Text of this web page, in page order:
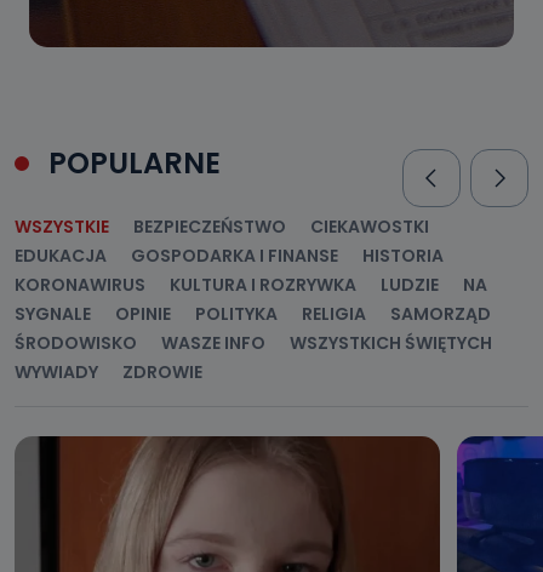
POPULARNE
WSZYSTKIE BEZPIECZEŃSTWO
CIEKAWOSTKI
EDUKACJA
GOSPODARKA I FINANSE
HISTORIA
KORONAWIRUS
KULTURA I ROZRYWKA LUDZIE
NA
SYGNALE
OPINIE POLITYKA RELIGIA
SAMORZĄD
ŚRODOWISKO
WASZE INFO
WSZYSTKICH ŚWIĘTYCH
WYWIADY
ZDROWIE